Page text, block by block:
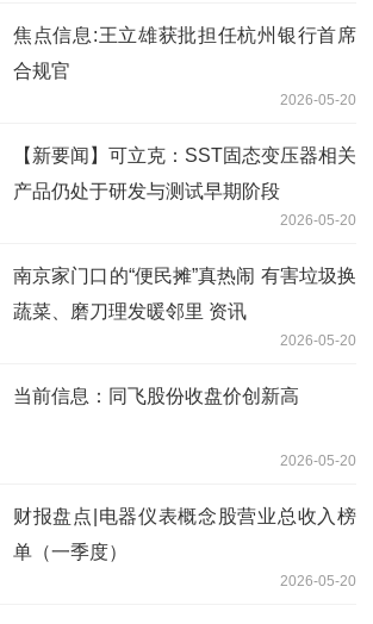
焦点信息:王立雄获批担任杭州银行首席
合规官
2026-05-20
【新要闻】可立克：SST固态变压器相关
产品仍处于研发与测试早期阶段
2026-05-20
南京家门口的“便民摊”真热闹 有害垃圾换
蔬菜、磨刀理发暖邻里 资讯
2026-05-20
当前信息：同飞股份收盘价创新高
2026-05-20
财报盘点|电器仪表概念股营业总收入榜
单（一季度）
2026-05-20